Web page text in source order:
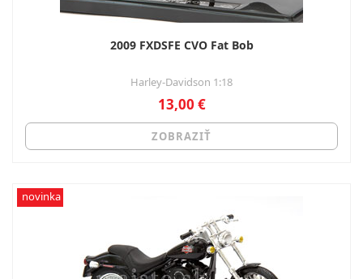
2009 FXDSFE CVO Fat Bob
Harley-Davidson 1:18
13,00 €
ZOBRAZIŤ
novinka